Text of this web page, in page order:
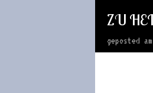
ZU
geposted